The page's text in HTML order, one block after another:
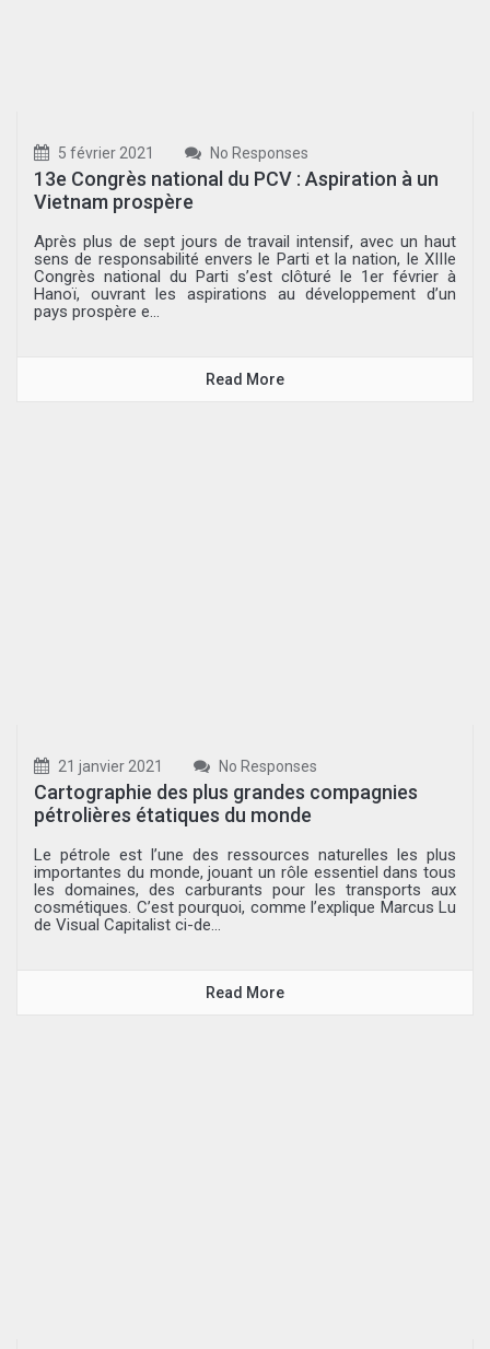
5 février 2021 No Responses
13e Congrès national du PCV : Aspiration à un
Vietnam prospère
Après plus de sept jours de travail intensif, avec un haut
sens de responsabilité envers le Parti et la nation, le XIIIe
Congrès national du Parti s’est clôturé le 1er février à
Hanoï, ouvrant les aspirations au développement d’un
pays prospère e...
Read More
21 janvier 2021 No Responses
Cartographie des plus grandes compagnies
pétrolières étatiques du monde
Le pétrole est l’une des ressources naturelles les plus
importantes du monde, jouant un rôle essentiel dans tous
les domaines, des carburants pour les transports aux
cosmétiques. C’est pourquoi, comme l’explique Marcus Lu
de Visual Capitalist ci-de...
Read More